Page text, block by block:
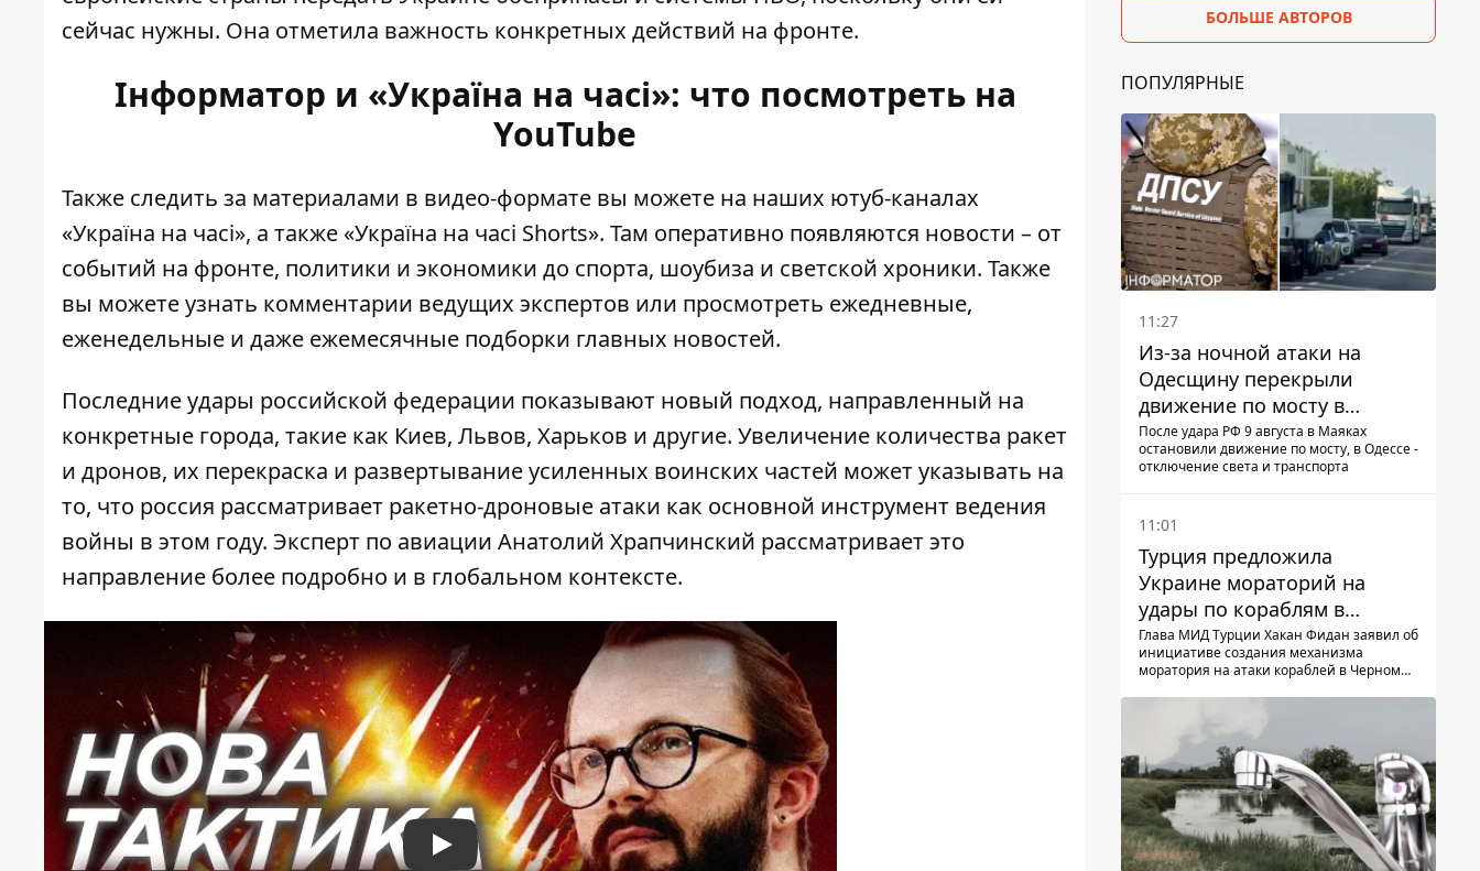
сейчас нужны. Она отметила важность конкретных действий на фронте.
Інформатор и «Україна на часі»: что посмотреть на
YouTube
Также следить за материалами в видео-формате вы можете на наших ютуб-каналах
«Україна на часі», а также«Україна на часі Shorts». Там оперативно появляются новости – от
событий на фронте, политики и экономики до спорта, шоубиза и светской хроники. Также
вы можете узнать комментарии ведущих экспертов или просмотреть ежедневные,
еженедельные и даже ежемесячные подборки главных новостей.
Последние удары российской федерации показывают новый подход, направленный на
конкретные города, такие как Киев, Львов, Харьков и другие. Увеличение количества ракет
и дронов, их перекраска и развертывание усиленных воинских частей может указывать на
то, что россия рассматривает ракетно-дроновые атаки как основной инструмент ведения
войны в этом году. Эксперт по авиации Анатолий Храпчинский рассматривает это
направление более подробно и в глобальном контексте.
Play
БОЛЬШЕ АВТОРОВ
ПОПУЛЯРНЫЕ
11:27
Из-за ночной атаки на
Одесщину перекрыли
движение по мосту в
Маяках - подробности от
ГНСУ
После удара РФ 9 августа в Маяках
остановили движение по мосту, в Одессе -
отключение света и транспорта
11:01
Турция предложила
Украине мораторий на
удары по кораблям в
Черном море
Глава МИД Турции Хакан Фидан заявил об
инициативе создания механизма
моратория на атаки кораблей в Черном